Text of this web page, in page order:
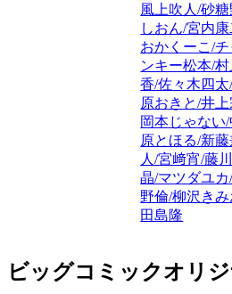
風上吹人/砂糖
しおん/宮内
おかくーこ/チ
ンキー松本/村
香/佐々木四太
原おきと/井
岡本じゃない/
原とほる/新
人/宮﨑宵/藤川
晶/マツダユカ/
野倫/柳沢き
田島隆
ビッグコミックオリ